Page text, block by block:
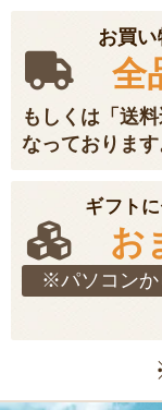
お買
全
もしくは「送
なっております
ギフト
お
※パソコンか